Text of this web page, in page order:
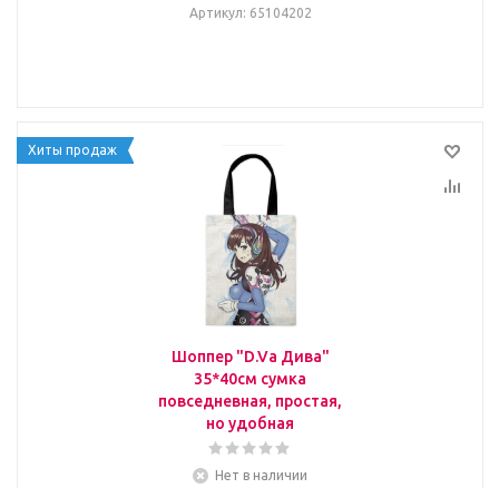
Артикул: 65104202
Хиты продаж
Шоппер "D.Va Дива"
35*40см сумка
повседневная, простая,
но удобная
Нет в наличии